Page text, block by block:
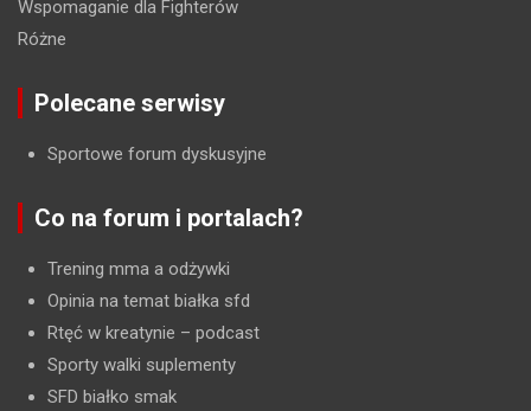
Wspomaganie dla Fighterów
Różne
Polecane serwisy
Sportowe forum dyskusyjne
Co na forum i portalach?
Trening mma a odżywki
Opinia na temat białka sfd
Rtęć w kreatynie – podcast
Sporty walki suplementy
SFD białko smak